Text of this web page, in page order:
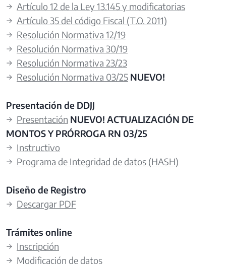
→ Artículo 12 de la Ley 13.145 y modificatorias
→ Artículo 35 del código Fiscal (T.O. 2011)
→ Resolución Normativa 12/19
→ Resolución Normativa 30/19
→ Resolución Normativa 23/23
→ Resolución Normativa 03/25 NUEVO!
Presentación de DDJJ
→ Presentación NUEVO! ACTUALIZACIÓN DE
MONTOS Y PRÓRROGA RN 03/25
→ Instructivo
→ Programa de Integridad de datos (HASH)
Diseño de Registro
→ Descargar PDF
Trámites online
→ Inscripción
→ Modificación de datos